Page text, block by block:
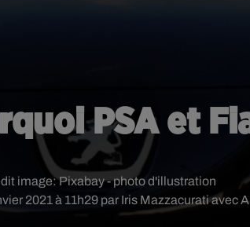
PSA et
2021 à 11h29 par Iris Mazzacurati avec
image:Pixabay - photo d'illustration